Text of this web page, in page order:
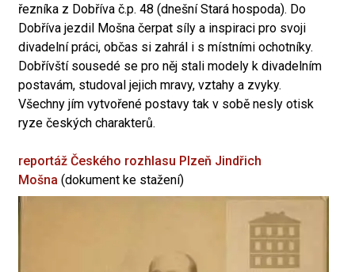
řezníka z Dobříva č.p. 48 (dnešní Stará hospoda). Do
Dobříva jezdil Mošna čerpat síly a inspiraci pro svoji
divadelní práci, občas si zahrál i s místními ochotníky.
Dobřívští sousedé se pro něj stali modely k divadelním
postavám, studoval jejich mravy, vztahy a zvyky.
Všechny jím vytvořené postavy tak v sobě nesly otisk
ryze českých charakterů.
reportáž Českého rozhlasu Plzeň Jindřich
Mošna (dokument ke stažení)